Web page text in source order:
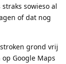
sowieso al
of dat nog
grond vrij
Google Maps